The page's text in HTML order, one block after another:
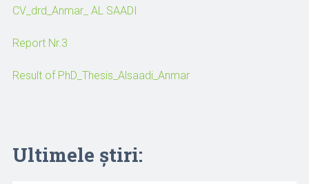
CV_drd_Anmar_ AL SAADI
Report Nr.3
Result of PhD_Thesis_Alsaadi_Anmar
Ultimele știri: